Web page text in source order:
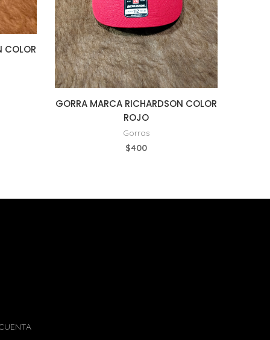
COLOR
GORRA MARCA RICHARDSON COLOR
ROJO
Gorras
$400